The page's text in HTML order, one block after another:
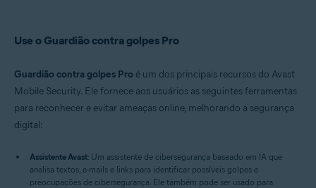
Use o Guardião contra golpes Pro
Guardião contra golpes Pro é um dos principais recursos do Avast
Mobile Security. Ele fornece aos usuários as seguintes ferramentas
para reconhecer e evitar ameaças online, melhorando a segurança
digital:
Assistente Avast: Um assistente de cibersegurança baseado em IA que
analisa textos, e-mails e links para identificar possíveis golpes e
preocupações de cibersegurança. Ele também pode ser usado para